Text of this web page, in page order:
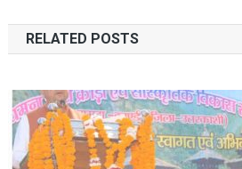
navigation
RELATED POSTS